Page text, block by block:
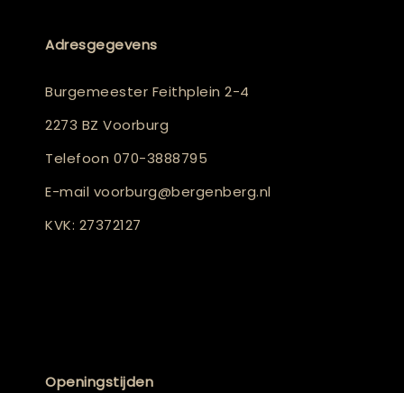
Adresgegevens
Burgemeester Feithplein 2-4
2273 BZ Voorburg
Telefoon 070-3888795
E-mail voorburg@bergenberg.nl
KVK: 27372127
Openingstijden